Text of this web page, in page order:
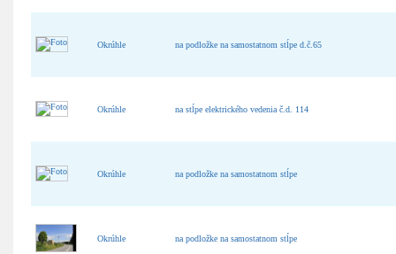
Okrúhle na podložke na samostatnom stĺpe d.č.65
Okrúhle na stĺpe elektrického vedenia č.d. 114
Okrúhle na podložke na samostatnom stĺpe
Okrúhle na podložke na samostatnom stĺpe